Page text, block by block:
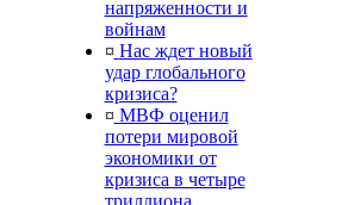
напряженности и
войнам
¤ Нас ждет новый
удар глобального
кризиса?
¤ МВФ оценил
потери мировой
экономики от
кризиса в четыре
триллиона